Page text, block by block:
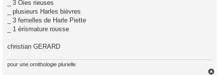
_ 3 Oies rieuses
_ plusieurs Harles bièvres
_ 3 femelles de Harle Piette
_ 1 érismature rousse
christian GERARD
pour une ornithologie plurielle